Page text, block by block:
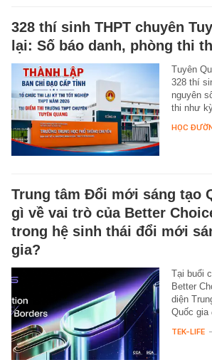
328 thí sinh THPT chuyên
lại: Số báo danh, phòng thi
Tuyên
328 thí
nguyên
thi như
HỌC
Trung tâm Đổi mới sáng tạo
gì về vai trò của Better
trong hệ sinh thái đổi mới
gia?
Tại buổi
Better
diện
Quốc
TEK-LIFE -